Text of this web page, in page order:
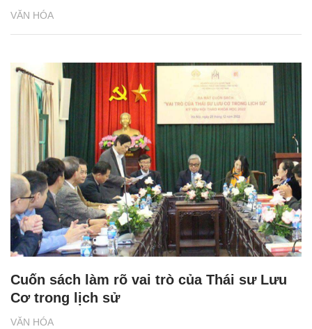
VĂN HÓA
VĂN HÓA
Cuốn sách làm rõ vai trò của Thái sư Lưu
Cơ trong lịch sử